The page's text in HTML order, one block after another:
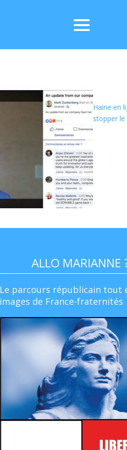
Haine en
stopper
ALLO MARIANNE
Le parcours républicain tout
images de France-fraternités